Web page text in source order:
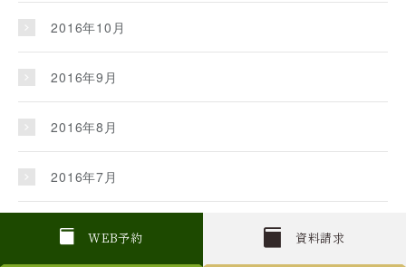
W EB予約 資料請求
2016年10月
2016年9月
2016年8月
2016年7月
2016年6月